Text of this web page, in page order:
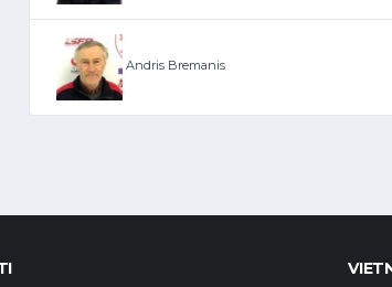
Andris Bremanis